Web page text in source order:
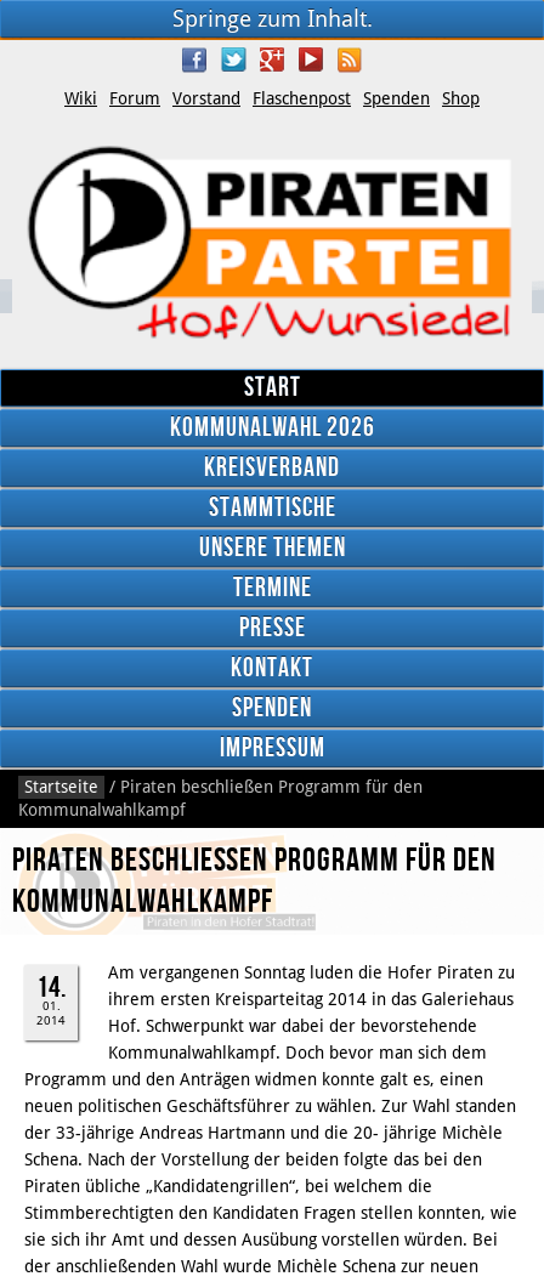
Springe zum Inhalt.
Facebook
Twitter
Google
Plus
YouTube
RSS
Wiki Forum Vorstand Flaschenpost Spenden Shop
Start
Kommunalwahl 2026
Kreisverband
Stammtische
Unsere Themen
Termine
Presse
Kontakt
Spenden
Impressum
Startseite / Piraten beschließen Programm für den
Kommunalwahlkampf
Piraten beschließen Programm für den
Kommunalwahlkampf
14.
01.
2014
Am vergangenen Sonntag luden die Hofer Piraten zu
ihrem ersten Kreisparteitag 2014 in das Galeriehaus
Hof. Schwerpunkt war dabei der bevorstehende
Kommunalwahlkampf. Doch bevor man sich dem
Programm und den Anträgen widmen konnte galt es, einen
neuen politischen Geschäftsführer zu wählen. Zur Wahl standen
der 33-jährige Andreas Hartmann und die 20- jährige Michèle
Schena. Nach der Vorstellung der beiden folgte das bei den
Piraten übliche „Kandidatengrillen“, bei welchem die
Stimmberechtigten den Kandidaten Fragen stellen konnten, wie
sie sich ihr Amt und dessen Ausübung vorstellen würden. Bei
der anschließenden Wahl wurde Michèle Schena zur neuen